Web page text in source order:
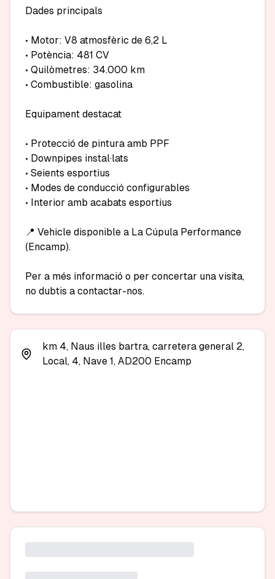
Dades principals
• Motor: V8 atmosfèric de 6,2 L
• Potència: 481 CV
• Quilòmetres: 34.000 km
• Combustible: gasolina
Equipament destacat
• Protecció de pintura amb PPF
• Downpipes instal·lats
• Seients esportius
• Modes de conducció configurables
• Interior amb acabats esportius
📍 Vehicle disponible a La Cúpula Performance
(Encamp).
Per a més informació o per concertar una visita,
no dubtis a contactar-nos.
km 4, Naus illes bartra, carretera general 2,
Local, 4, Nave 1, AD200 Encamp